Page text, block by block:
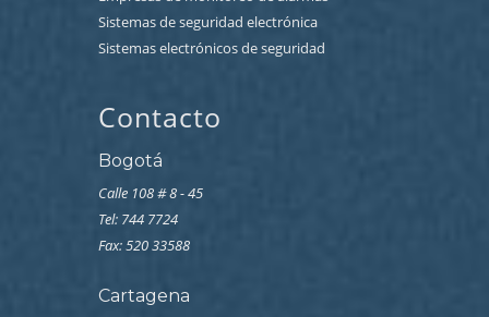
Sistemas de seguridad electrónica
Sistemas electrónicos de seguridad
Contacto
Bogotá
Calle 108 # 8 - 45
Tel: 744 7724
Fax: 520 33588
Cartagena